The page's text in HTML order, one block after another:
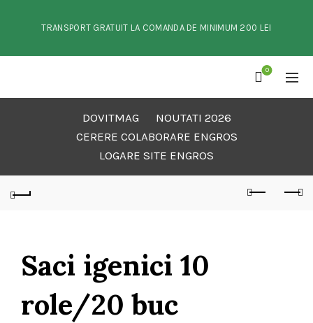
TRANSPORT GRATUIT LA COMANDA DE MINIMUM 200 LEI
0
DOVITMAG
NOUTATI 2026
CERERE COLABORARE ENGROS
LOGARE SITE ENGROS
Saci igenici 10
role/20 buc